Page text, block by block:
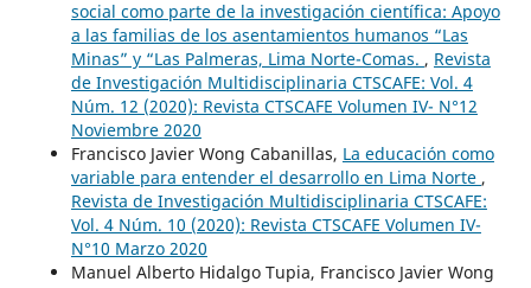
social como parte de la investigación científica: Apoyo
a las familias de los asentamientos humanos “Las
Minas” y “Las Palmeras, Lima Norte-Comas. , Revista
de Investigación Multidisciplinaria CTSCAFE: Vol. 4
Núm. 12 (2020): Revista CTSCAFE Volumen IV- N°12
Noviembre 2020
Francisco Javier Wong Cabanillas, La educación como
variable para entender el desarrollo en Lima Norte ,
Revista de Investigación Multidisciplinaria CTSCAFE:
Vol. 4 Núm. 10 (2020): Revista CTSCAFE Volumen IV-
N°10 Marzo 2020
Manuel Alberto Hidalgo Tupia, Francisco Javier Wong